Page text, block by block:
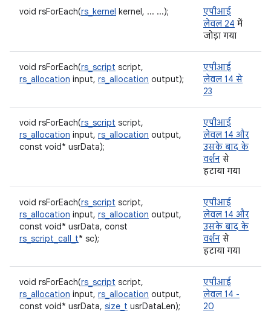
void rsForEach(rs_kernel kernel, ... ...);
एपीआई
लेवल 24 में
जोड़ा गया
void rsForEach(rs_script script,
rs_allocation input, rs_allocation output);
एपीआई
लेवल 14 से
23
void rsForEach(rs_script script,
rs_allocation input, rs_allocation output,
const void* usrData);
एपीआई
लेवल 14 और
उसके बाद के
वर्शन से
हटाया गया
void rsForEach(rs_script script,
rs_allocation input, rs_allocation output,
const void* usrData, const
rs_script_call_t* sc);
एपीआई
लेवल 14 और
उसके बाद के
वर्शन से
हटाया गया
void rsForEach(rs_script script,
rs_allocation input, rs_allocation output,
const void* usrData, size_t usrDataLen);
एपीआई
लेवल 14 -
20